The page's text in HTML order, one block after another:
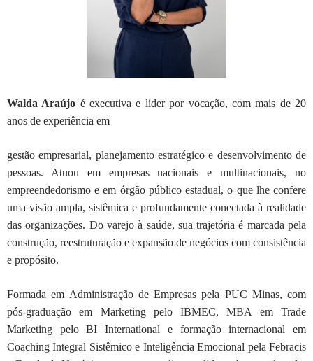
Walda Araújo é executiva e líder por vocação, com mais de 20
anos de experiência em
gestão empresarial, planejamento estratégico e desenvolvimento de
pessoas. Atuou em empresas nacionais e multinacionais, no
empreendedorismo e em órgão públicoestadual, o que lhe confere
uma visão ampla, sistêmica e profundamente conectada à realidade
das organizações. Do varejo à saúde, sua trajetória é marcada pela
construção, reestruturação e expansão de negócios com consistência
e propósito.
Formada em Administração de Empresas pela PUC Minas, com
pós-graduação em Marketing pelo IBMEC, MBA em Trade
Marketing pelo BI International e formaçãointernacional em
Coaching Integral Sistêmico e Inteligência Emocional pela Febracis